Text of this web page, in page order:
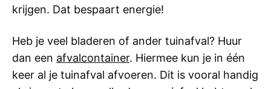
krijgen. Dat bespaart energie!
Heb je veel bladeren of ander tuinafval? Huur
dan een afvalcontainer. Hiermee kun je in één
keer al je tuinafval afvoeren. Dit is vooral handig